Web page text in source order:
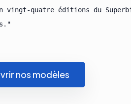
vingt-quatre éditions du
nos modèles